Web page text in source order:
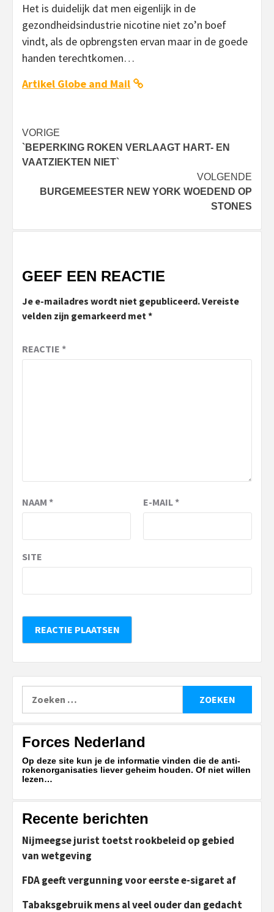
Het is duidelijk dat men eigenlijk in de
gezondheidsindustrie nicotine niet zo’n boef
vindt, als de opbrengsten ervan maar in de goede
handen terechtkomen…
Artikel Globe and Mail
Bericht
navigatie
VORIGE
`BEPERKING ROKEN VERLAAGT HART- EN
VAATZIEKTEN NIET`
VOLGENDE
BURGEMEESTER NEW YORK WOEDEND OP
STONES
GEEF EEN REACTIE
Je e-mailadres wordt niet gepubliceerd.Vereiste
velden zijn gemarkeerd met *
REACTIE *
NAAM * E-MAIL*
SITE
naar:
Forces Nederland
Op deze site kun je de informatie vinden die de anti-
rokenorganisaties liever geheim houden. Of niet willen
lezen…
Recente berichten
Nijmeegse jurist toetst rookbeleid op gebied
van wetgeving
FDA geeft vergunning voor eerste e-sigaret af
Tabaksgebruik mens al veel ouder dan gedacht